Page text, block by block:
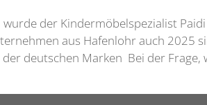
der Kindermöbelspezialist
aus Hafenlohr auch 2025
der deutschen Marken Bei der